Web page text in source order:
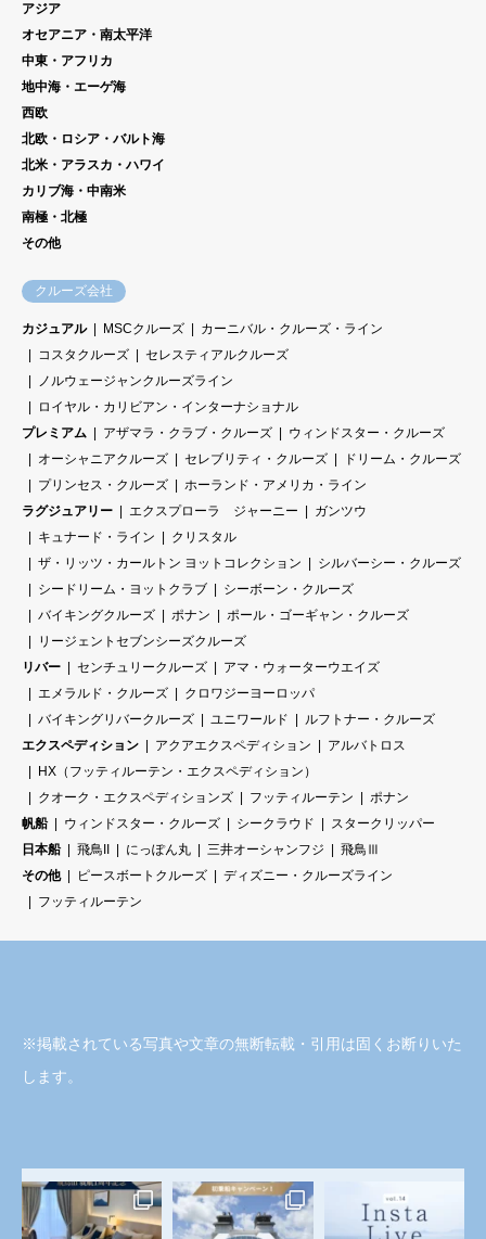
アジア
オセアニア・南太平洋
中東・アフリカ
地中海・エーゲ海
西欧
北欧・ロシア・バルト海
北米・アラスカ・ハワイ
カリブ海・中南米
南極・北極
その他
クルーズ会社
カジュアル MSCクルーズ
カーニバル・クルーズ・ライン
コスタクルーズ
セレスティアルクルーズ
ノルウェージャンクルーズライン
ロイヤル・カリビアン・インターナショナル
プレミアム
アザマラ・クラブ・クルーズ
ウィンドスター・クルーズ
オーシャニアクルーズ
セレブリティ・クルーズ
ドリーム・クルーズ
プリンセス・クルーズ
ホーランド・アメリカ・ライン
ラグジュアリー
エクスプローラ ジャーニー
ガンツウ
キュナード・ライン
クリスタル
ザ・リッツ・カールトン ヨットコレクション
シルバーシー・クルーズ
シードリーム・ヨットクラブ
シーボーン・クルーズ
バイキングクルーズ
ポナン
ポール・ゴーギャン・クルーズ
リージェントセブンシーズクルーズ
リバー
センチュリークルーズ
アマ・ウォーターウエイズ
エメラルド・クルーズ
クロワジーヨーロッパ
バイキングリバークルーズ
ユニワールド
ルフトナー・クルーズ
エクスペディション
アクアエクスペディション
アルバトロス
HX（フッティルーテン・エクスペディション）
クオーク・エクスペディションズ
フッティルーテン
ポナン
帆船
ウィンドスター・クルーズ シークラウド
スタークリッパー
日本船
飛鳥II にっぽん丸 三井オーシャンフジ
飛鳥Ⅲ
その他
ピースボートクルーズ
ディズニー・クルーズライン
フッティルーテン
※掲載されている写真や文章の無断転載・引用は固くお断りいた
します。